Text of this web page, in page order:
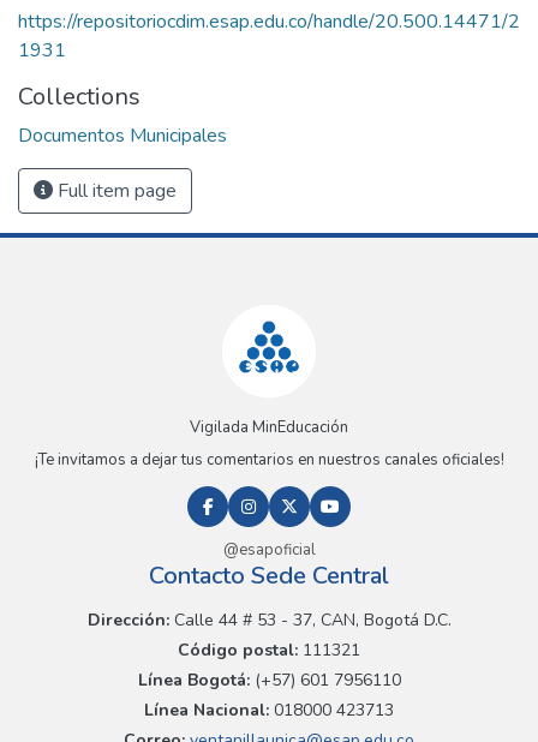
https://repositoriocdim.esap.edu.co/handle/20.500.14471/2
1931
Collections
Documentos Municipales
Full item page
Vigilada MinEducación
¡Te invitamos a dejar tus comentarios en nuestros canales oficiales!
@esapoficial
Contacto Sede Central
Dirección:Calle 44 # 53 - 37, CAN, Bogotá D.C.
Código postal: 111321
Línea Bogotá:(+57) 601 7956110
Línea Nacional: 018000 423713